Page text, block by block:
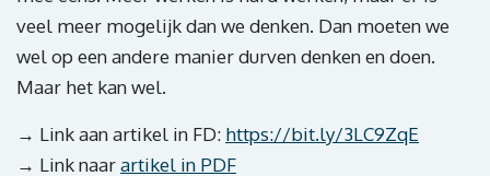
veel meer mogelijk dan we denken. Dan moeten we
wel op een andere manier durven denken en doen.
Maar het kan wel.
→ Link aan artikel in FD: https://bit.ly/3LC9ZqE
→ Link naarartikel in PDF